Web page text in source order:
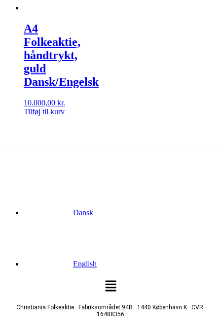
A4
Folkeaktie,
håndtrykt,
guld
Dansk/Engelsk
10.000,00 kr.
Tilføj til kurv
Dansk
English
Menu
Christiania Folkeaktie · Fabriksområdet 94B · 1440 København K · CVR:
16488356